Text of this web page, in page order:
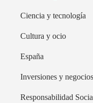
Ciencia y tecnología
Cultura y ocio
España
Inversiones y negocios
Responsabilidad